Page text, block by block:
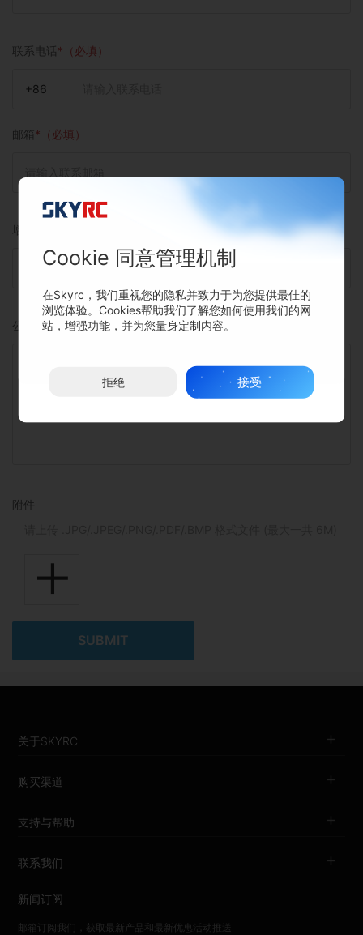
联系电话*（必填）
+86
邮箱*（必填）
增值税编号
公司/店铺简介*（必填）
附件
SUBMIT
关于SKYRC
购买渠道
支持与帮助
联系我们
新闻订阅
邮箱订阅我们，获取最新产品和最新优惠活动推送
Cookie 同意管理机制
在Skyrc，我们重视您的隐私并致力于为您提供最佳的
浏览体验。Cookies帮助我们了解您如何使用我们的网
站，增强功能，并为您量身定制内容。
拒绝 接受